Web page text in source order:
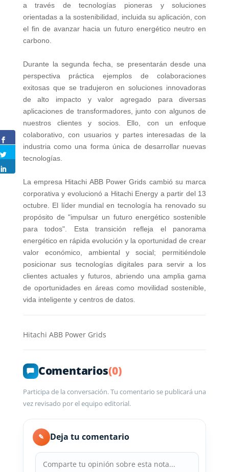
a través de tecnologías pioneras y soluciones
orientadas a la sostenibilidad, incluida su aplicación, con
el fin de avanzar hacia un futuro energético neutro en
carbono.
Durante la segunda fecha, se presentarán desde una
perspectiva práctica ejemplos de colaboraciones
exitosas que se tradujeron en soluciones innovadoras
de alto impacto y valor agregado para diversas
aplicaciones de transformadores, junto con algunos de
nuestros clientes y socios. Ello, con un enfoque
colaborativo, con usuarios y partes interesadas de la
industria como una forma única de desarrollar nuevas
tecnologías.
La empresa Hitachi ABB Power Grids cambió su marca
corporativa y evolucionó a Hitachi Energy a partir del 13
octubre. El líder mundial en tecnología ha renovado su
propósito de "impulsar un futuro energético sostenible
para todos". Esta transición refleja el panorama
energético en rápida evolución y la oportunidad de crear
valor económico, ambiental y social; permitiéndole
posicionar sus tecnologías digitales para servir a los
clientes actuales y futuros, abriendo una amplia gama
de oportunidades en áreas como movilidad sostenible,
vida inteligente y centros de datos.
Hitachi ABB Power Grids
Comentarios(0)
Participa de la conversación. Tu comentario se publicará una
vez revisado por el equipo editorial.
✎ Deja tu comentario